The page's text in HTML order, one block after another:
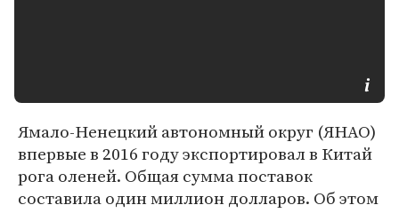
Ямало-Ненецкий автономный округ (ЯНАО)
впервые в 2016 году экспортировал в Китай
рога оленей. Общая сумма поставок
составила один миллион долларов. Об этом